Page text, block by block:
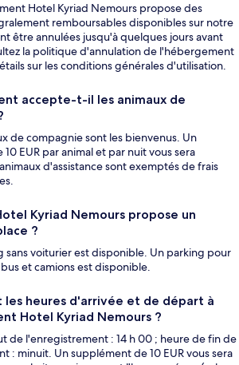
Hotel Kyriad Nemours propose des
remboursables disponibles sur notre
être annulées jusqu'à quelques jours avant
la politique d'annulation de l'hébergement
sur les conditions générales d'utilisation.
accepte-t-il les animaux de
de compagnie sont les bienvenus. Un
EUR par animal et par nuit vous sera
d'assistance sont exemptés de frais
Kyriad Nemours propose un
?
sans voiturier est disponible. Un parking pour
et camions est disponible.
les heures d'arrivée et de départ à
Hotel Kyriad Nemours ?
de l'enregistrement : 14 h 00 ; heure de fin de
: minuit. Un supplément de 10 EUR vous sera